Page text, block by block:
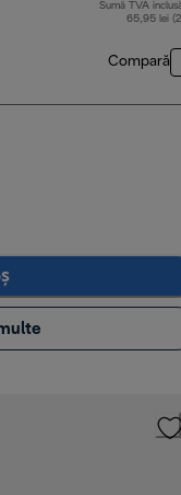
Sumă TVA
65,95 lei
Compară